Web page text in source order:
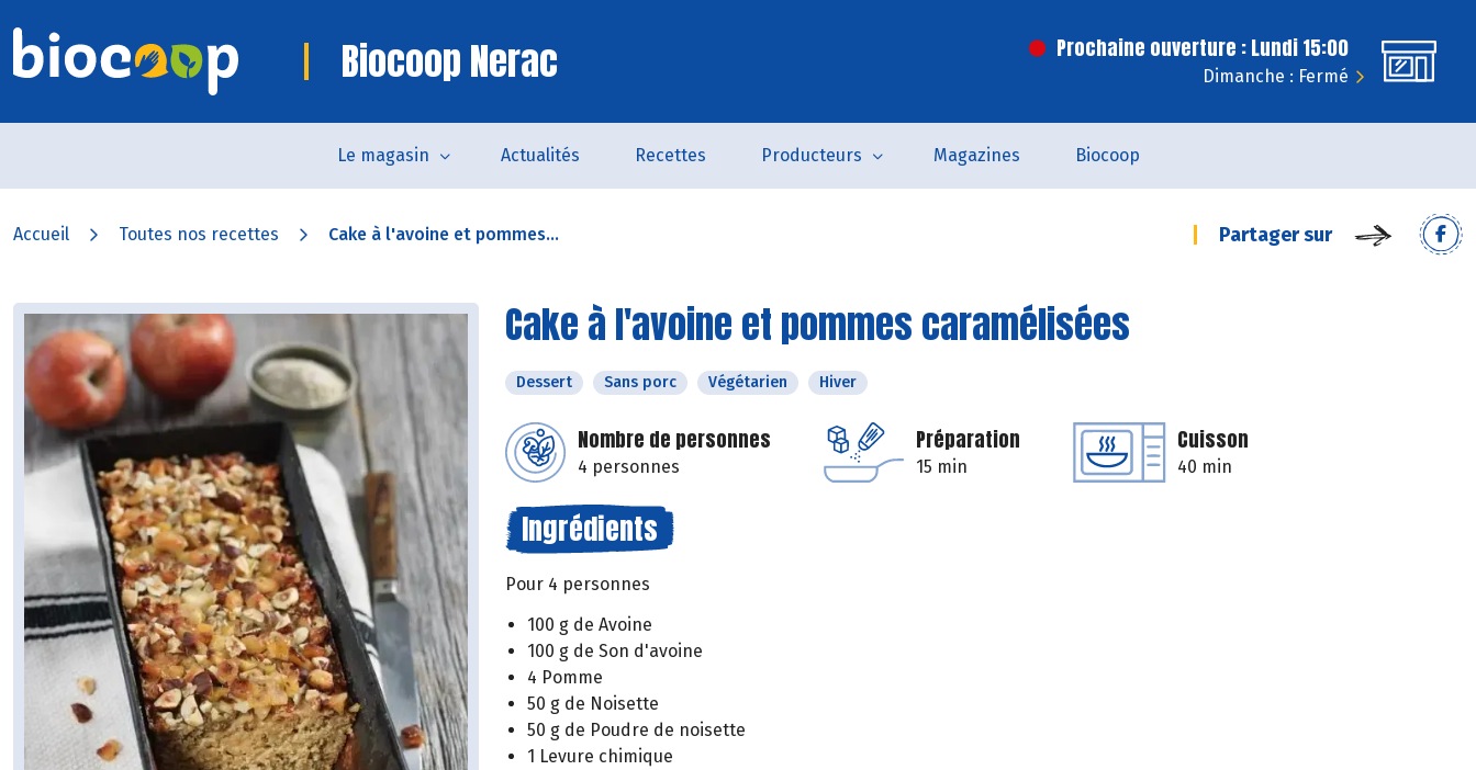
Biocoop Nerac Prochaine ouverture : Lundi 15:00
Dimanche : Fermé
Le magasin Actualités Recettes Producteurs Magazines Biocoop
Accueil Toutes nos recettes Cake à l'avoine et pommes... Partager sur
Cake à l'avoine et pommes caramélisées
Dessert Sans porc Végétarien Hiver
Nombre de personnes
4 personnes
Préparation
15 min
Cuisson
40 min
Ingrédients
Pour 4 personnes
100 g de Avoine
100 g de Son d'avoine
4 Pomme
50 g de Noisette
50 g de Poudre de noisette
1 Levure chimique